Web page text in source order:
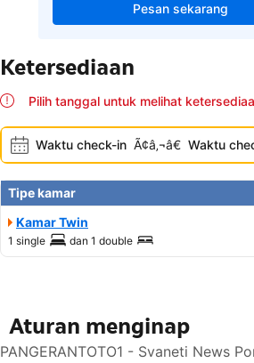
Pesan sekarang
Ketersediaan
Pilih tanggal untuk melihat
Waktu check-in Ã¢â‚¬â€ Waktu
Tipe kamar
Kamar Twin
1 single dan 1 double
Aturan menginap
PANGERANTOTO1 - Svaneti News